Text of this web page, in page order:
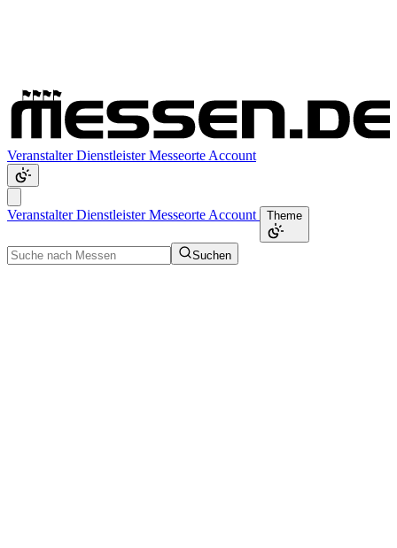
VeranstalterDienstleisterMesseorte Account
VeranstalterDienstleisterMesseorte Account Theme
Suchen